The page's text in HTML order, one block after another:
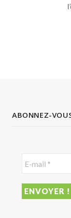
ABONNEZ-